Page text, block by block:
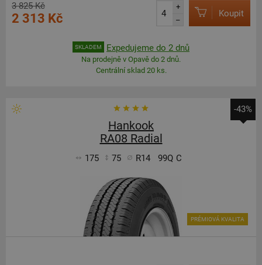
3 825 Kč
2 313 Kč
+
–
Koupit
SKLADEM Expedujeme do 2 dnů
Na prodejně v Opavě do 2 dnů.
Centrální sklad 20 ks.
-43%
Hankook
RA08 Radial
175 75 R14 99Q C
PRÉMIOVÁ KVALITA